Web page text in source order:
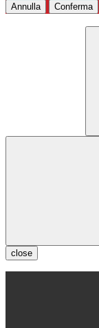
Annulla Conferma
close